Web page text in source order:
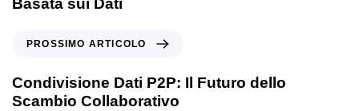
Basata sui Dati
PROSSIMO ARTICOLO
Condivisione Dati P2P: Il Futuro dello
Scambio Collaborativo